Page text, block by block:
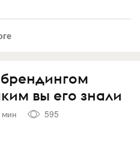
вы его знали
мин
595